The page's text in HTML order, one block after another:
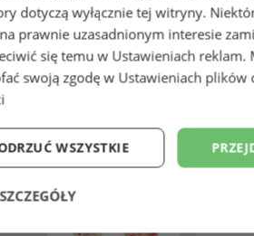
dotyczą wyłącznie tej witryny.
prawnie uzasadnionym interesie
się temu w Ustawieniach reklam.
swoją zgodę w Ustawieniach plików
WSZYSTKIE